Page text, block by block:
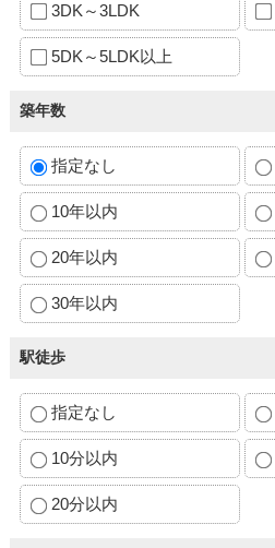
3DK～3LDK
5DK～5LDK以上
築年数
指定なし
10年以内
20年以内
30年以内
駅徒歩
指定なし
10分以内
20分以内